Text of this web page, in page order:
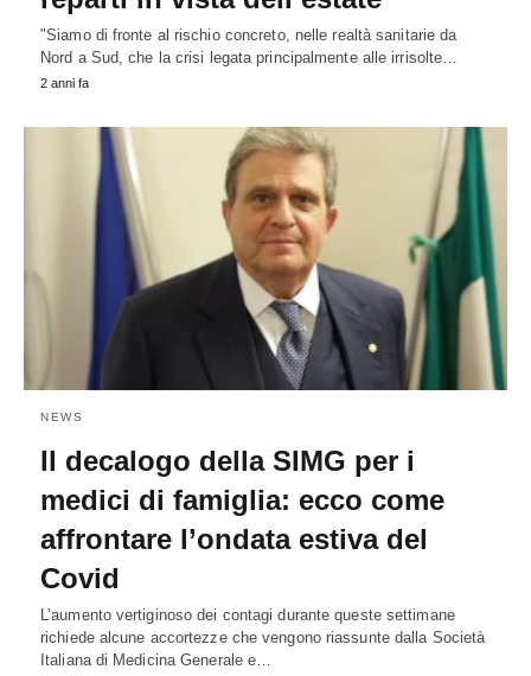
"Siamo di fronte al rischio concreto, nelle realtà sanitarie da
Nord a Sud, che la crisi legata principalmente alle irrisolte…
2 anni fa
NEWS
Il decalogo della SIMG per i
medici di famiglia: ecco come
affrontare l’ondata estiva del
Covid
L’aumento vertiginoso dei contagi durante queste settimane
richiede alcune accortezze che vengono riassunte dalla Società
Italiana di Medicina Generale e…